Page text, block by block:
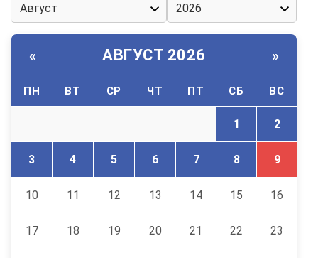
« АВГУСТ 2026 »
ПН ВТ СР ЧТ ПТ СБ ВС
1 2
3 4 5 6 7 8 9
10 11 12 13 14 15 16
17 18 19 20 21 22 23